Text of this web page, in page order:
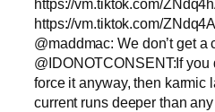
https://vm.tiktok.com/
https://vm.tiktok.com/
@maddmac: We don’t get
@IDONOTCONSENT:If
force it anyway, then karmic
current runs deeper than